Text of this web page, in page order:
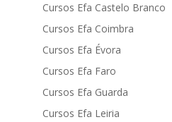
Cursos Efa Castelo Branco
Cursos Efa Coimbra
Cursos Efa Évora
Cursos Efa Faro
Cursos Efa Guarda
Cursos Efa Leiria